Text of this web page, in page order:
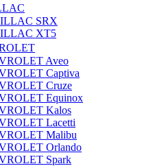
SRX
XT5
Aveo
Captiva
Cruze
Equinox
Kalos
Lacetti
Malibu
Orlando
Spark